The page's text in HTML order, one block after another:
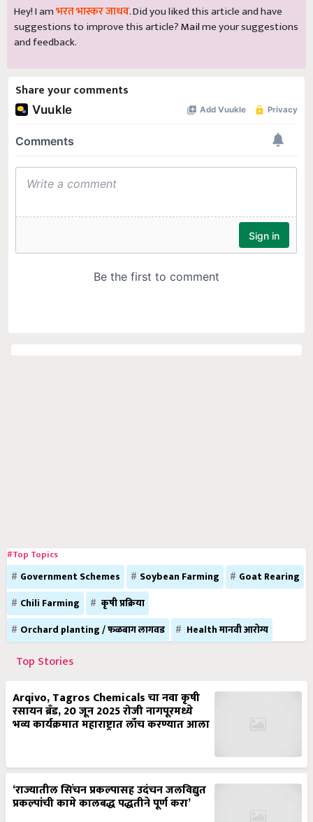
Hey! I amभरत भास्कर जाधव. Did you liked this article and have
suggestions to improve this article?Mailme your suggestions
and feedback.
Share your comments
#Top Topics
Government Schemes Soybean Farming
Goat Rearing
Chili Farming
कृषी प्रक्रिया
Orchard planting / फळबाग लागवड
Health मानवी आरोग्य
Top Stories
Arqivo, Tagros Chemicals चा नवा कृषी
रसायन ब्रँड, 20 जून 2025 रोजी नागपूरमध्ये
भव्य कार्यक्रमात महाराष्ट्रात लाँच करण्यात आला
‘राज्यातील सिंचन प्रकल्पासह उदंचन जलविद्युत
प्रकल्पांची कामे कालबद्ध पद्धतीने पूर्ण करा’